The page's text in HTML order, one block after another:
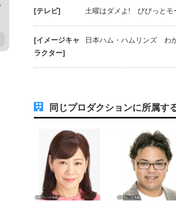
[テレビ] 土曜はダメよ! びびっと
[イメージキャ
ラクター]
日本ハム・ハムリンズ
同じプロダクションに所属す